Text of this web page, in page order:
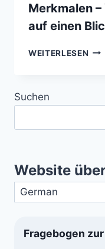
Merkmalen
auf einen
WEITERLESEN DIE
Suchen
Website
Fragebogen